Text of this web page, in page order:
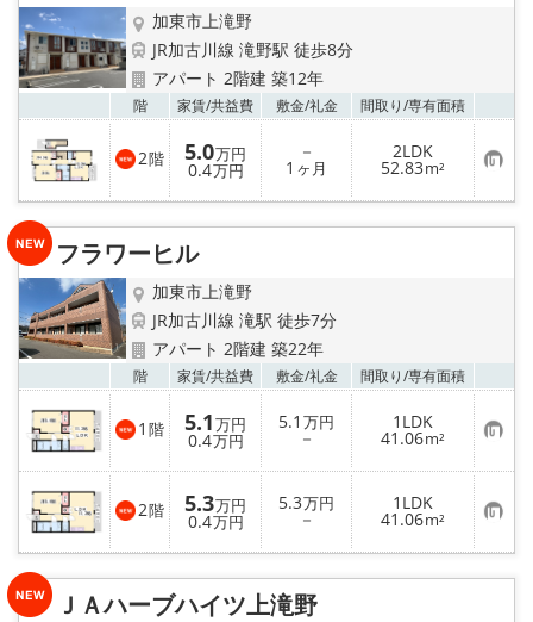
加東市上滝野
JR加古川線 滝野駅 徒歩8分
アパート 2階建 築12年
階 家賃/共益費 敷金/礼金 間取り/専有面積
2階 5.0万円
0.4万円
－
1 ヶ月
2LDK
52.83m² お
気
に
り
フラワーヒル
加東市上滝野
JR加古川線 滝駅 徒歩7分
アパート 2階建 築22年
階 家賃/共益費 敷金/礼金 間取り/専有面積
1 階 5.1万円
0.4万円
5.1 万円
－
1LDK
41.06m² お
気
に
入
り
登
録
2階 5.3万円
0.4万円
5.3万円
－
1LDK
41.06m² お
気
に
り
ＪＡハーブハイツ上滝野